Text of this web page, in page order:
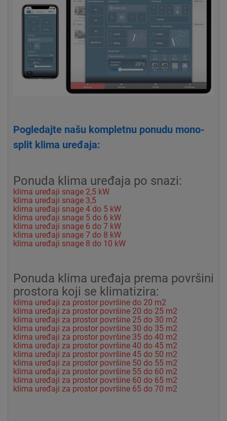
Pogledajte našu kompletnu ponudu mono-
split klima uređaja:
Ponuda klima uređaja po snazi:
klima uređaji snage 2,5 kW
klima uređaji snage 3,5
klima uređaji snage 4 do 5 kW
klima uređaji snage 5 do 6 kW
klima uređaji snage 6 do 7 kW
klima uređaji snage 7 do 8 kW
klima uređaji snage 8 do 10 kW
Ponuda klima uređaja prema površini
prostora koji se klimatizira:
klima uređaji za prostor površine do 20 m2
klima uređaji za prostor površine 20 do 25 m2
klima uređaji za prostor površine 25 do 30 m2
klima uređaji za prostor površine 30 do 35 m2
klima uređaji za prostor površine 35 do 40 m2
klima uređaji za prostor površine 40 do 45 m2
klima uređaji za prostor površine 45 do 50 m2
klima uređaji za prostor površine 50 do 55 m2
klima uređaji za prostor površine 55 do 60 m2
klima uređaji za prostor površine 60 do 65 m2
klima uređaji za prostor površine 65 do 70 m2